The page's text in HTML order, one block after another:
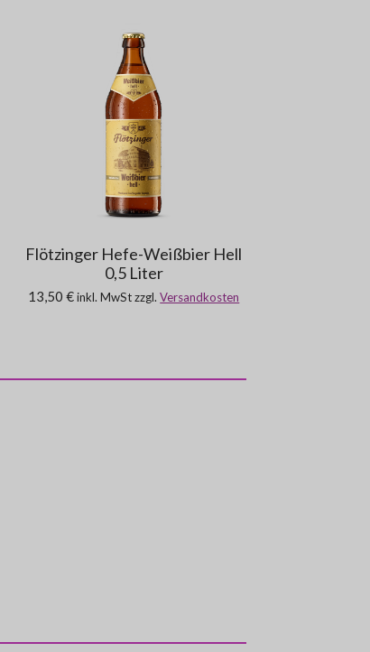
Flötzinger Hefe-Weißbier Hell
0,5 Liter
13,50 € inkl. MwSt zzgl.Versandkosten